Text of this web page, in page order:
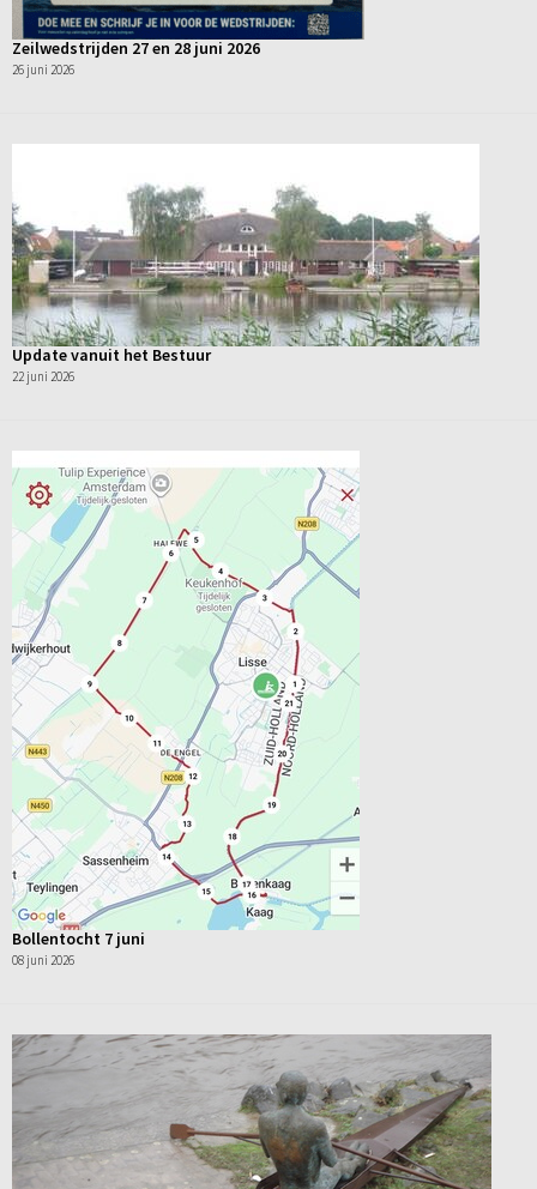
Zeilwedstrijden 27 en 28 juni 2026
26 juni 2026
Update vanuit het Bestuur
22 juni 2026
Bollentocht 7 juni
08 juni 2026